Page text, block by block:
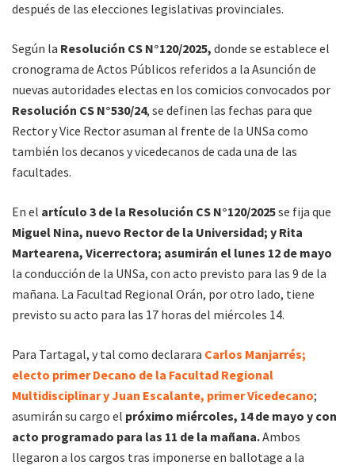
después de las elecciones legislativas provinciales.
Según la Resolución CS N°120/2025, donde se establece el
cronograma de Actos Públicos referidos a la Asunción de
nuevas autoridades electas en los comicios convocados por
Resolución CS N°530/24, se definen las fechas para que
Rector y Vice Rector asuman al frente de la UNSa como
también los decanos y vicedecanos de cada una de las
facultades.
En el artículo 3 de la Resolución CS N°120/2025se fija que
Miguel Nina, nuevo Rector de la Universidad; y Rita
Martearena, Vicerrectora; asumirán el lunes 12 de mayo
la conducción de la UNSa, con acto previsto para las 9 de la
mañana. La Facultad Regional Orán, por otro lado, tiene
previsto su acto para las 17 horas del miércoles 14.
Para Tartagal, y tal como declarara Carlos Manjarrés;
electo primer Decano de la Facultad Regional
Multidisciplinar y Juan Escalante, primer Vicedecano;
asumirán su cargo el próximo miércoles, 14 de mayo y con
acto programado para las 11 de la mañana.Ambos
llegaron a los cargos tras imponerse en ballotage a la